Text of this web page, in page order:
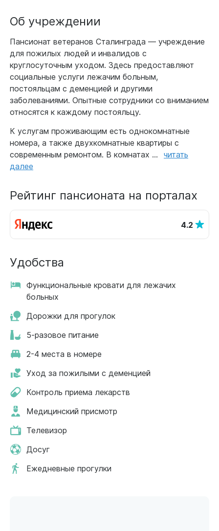
Об учреждении
Пансионат ветеранов Сталинграда — учреждение
для пожилых людей и инвалидов с
круглосуточным уходом. Здесь предоставляют
социальные услуги лежачим больным,
постояльцам с деменцией и другими
заболеваниями. Опытные сотрудники со вниманием
относятся к каждому постояльцу.
К услугам проживающим есть однокомнатные
номера, а также двухкомнатные квартиры с
современным ремонтом. В комнатах ...
читать
далее
Рейтинг пансионата на порталах
4.2
Удобства
Функциональные кровати для лежачих
больных
Дорожки для прогулок
5-разовое питание
2-4 места в номере
Уход за пожилыми с деменцией
Контроль приема лекарств
Медицинский присмотр
Телевизор
Досуг
Ежедневные прогулки